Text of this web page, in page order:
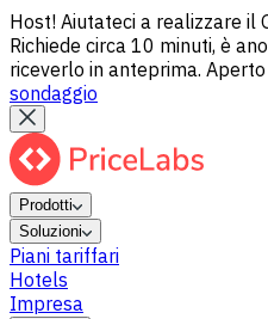
Host! Aiutateci a realizzare il
Richiede circa 10 minuti, è
riceverlo in anteprima.
sondaggio
Prodotti
Soluzioni
Piani tariffari
Hotels
Impresa